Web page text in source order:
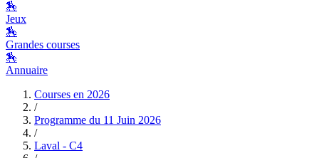
🏇
Jeux
🏇
Grandes courses
🏇
Annuaire
Courses en 2026
/
Programme du 11 Juin 2026
/
Laval - C4